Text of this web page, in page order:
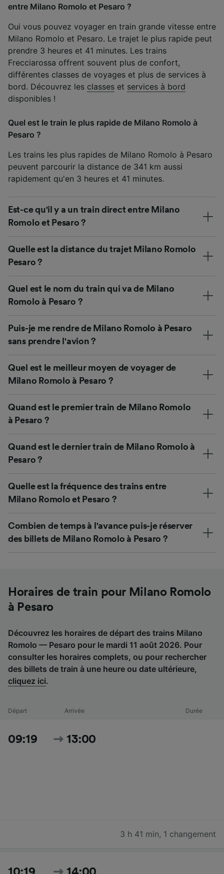
entre Milano Romolo et Pesaro ?
Oui vous pouvez voyager en train grande vitesse entre
Milano Romolo et Pesaro. Le trajet le plus rapide peut
prendre 3 heures et 41 minutes. Les trains
Frecciarossa offrent souvent plus de confort,
différentes classes de voyages et plus de services à
bord. Découvrez les classes et services à bord
disponibles !
Quel est le train le plus rapide de Milano Romolo à
Pesaro ?
Les trains les plus rapides de Milano Romolo à Pesaro
peuvent parcourir la distance de 341 km aussi
rapidement qu'en 3 heures et 41 minutes.
Est-ce qu'il y a un train direct entre Milano
Romolo et Pesaro ?
Quelle est la distance du trajet Milano Romolo
Pesaro ?
Quel est le nom du train qui va de Milano
Romolo à Pesaro ?
Puis-je me rendre de Milano Romolo à Pesaro
sans prendre l'avion ?
Quel est le meilleur moyen de voyager de
Milano Romolo à Pesaro ?
Quand est le premier train de Milano Romolo
à Pesaro ?
Quand est le dernier train de Milano Romolo à
Pesaro ?
Quelle est la fréquence des trains entre
Milano Romolo et Pesaro ?
Combien de temps à l'avance puis-je réserver
des billets de Milano Romolo à Pesaro ?
Horaires de train pour Milano Romolo
à Pesaro
Découvrez les horaires de départ des trains Milano
Romolo — Pesaro pour le mardi 11 août 2026. Pour
consulter les horaires complets, ou pour rechercher
des billets de train à une heure ou date ultérieure,
cliquez ici.
Départ Arrivée Durée
09:19 13:00
3 h 41 min, 1 changement